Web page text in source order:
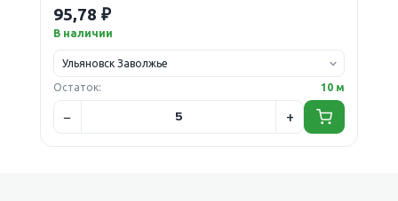
95,78 ₽
В наличии
Остаток: 10 м